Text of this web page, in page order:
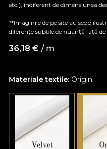
Materiale textile: Origin
etc.), indiferent de dimensiunea
**Imaginile de pe site au scop
diferențe subtile de nuanță față de
36,18 € / m